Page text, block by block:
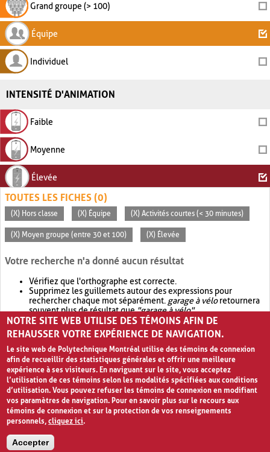
Grand groupe (> 100)
Équipe
Individuel
INTENSITÉ D'ANIMATION
Faible
Moyenne
Élevée
TOUTES LES FICHES (0)
(X) Hors classe (X) Équipe (X) Activités courtes (< 30 minutes)
(X) Moyen groupe (entre 30 et 100) (X) Élevée
Votre recherche n'a donné aucun résultat
Vérifiez que l'orthographe est correcte.
Supprimez les guillemets autour des expressions pour
rechercher chaque mot séparément. garage à véloretournera
souvent plus de résultat que"garage à vélo".
Envisagez d'élargir votre recherche avec OR.garage OR vélo
retournera souvent plus de résultat quegarage à vélo
NOTRE SITE WEB UTILISE DES TÉMOINS AFIN DE
REHAUSSER VOTRE EXPÉRIENCE DE NAVIGATION.
Le site web de Polytechnique Montréal utilise des témoins de connexion
afin de recueillir des statistiques générales et offrir une meilleure
expérience à ses visiteurs. En naviguant sur le site, vous acceptez
l’utilisation de ces témoins selon les modalités spécifiées aux conditions
d’utilisation. Vous pouvez refuser les témoins de connexion en modifiant
vos paramètres de navigation. Pour en savoir plus sur le recours aux
témoins de connexion et sur la protection de vos renseignements
personnels,cliquez ici.
Accepter